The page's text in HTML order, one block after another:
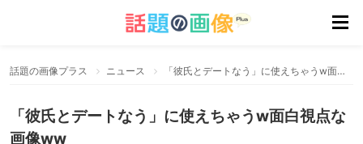
話題の画像プラス ニュース 「彼氏とデートなう」に使えちゃうw面白視点な画像ww
「彼氏とデートなう」に使えちゃうw面白視点な
画像ww